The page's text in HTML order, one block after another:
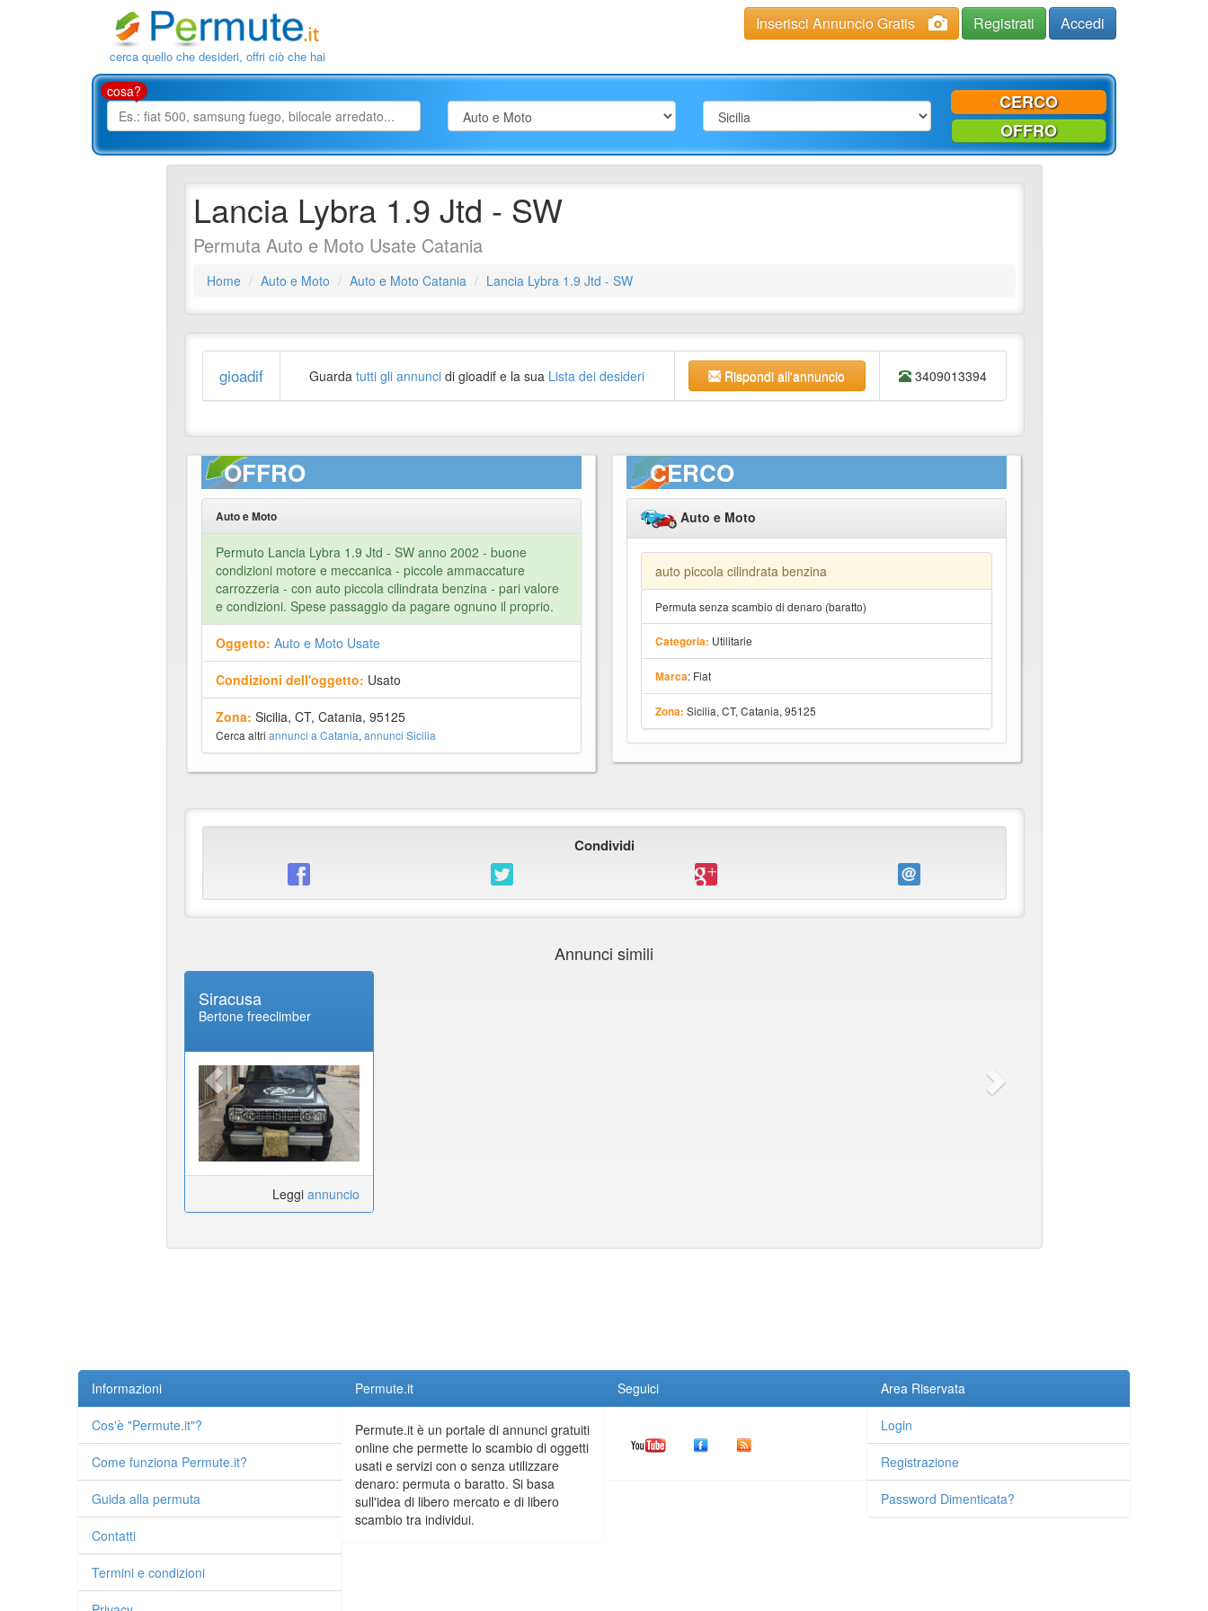
cerca quello che desideri, offri ciò che hai
Inserisci Annuncio Gratis Registrati Accedi
cosa?
CERCO
OFFRO
Lancia Lybra 1.9 Jtd - SW
Permuta Auto e Moto Usate Catania
Home Auto e Moto Auto e Moto Catania Lancia Lybra 1.9 Jtd - SW
gioadif Guarda tutti gli annunci di gioadif e la sua Lista dei desideri Rispondi all'annuncio 3409013394
OFFRO
Auto e Moto
Permuto Lancia Lybra 1.9 Jtd - SW anno 2002 - buone
condizioni motore e meccanica - piccole ammaccature
carrozzeria - con auto piccola cilindrata benzina - pari valore
e condizioni. Spese passaggio da pagare ognuno il proprio.
Oggetto: Auto e Moto Usate
Condizioni dell'oggetto: Usato
Zona: Sicilia, CT, Catania, 95125
Cerca altri annunci a Catania, annunci Sicilia
CERCO
Auto e Moto
auto piccola cilindrata benzina
Permuta senza scambio di denaro (baratto)
Categoria: Utilitarie
Marca: Fiat
Zona: Sicilia, CT, Catania, 95125
Condividi
Annunci simili
Siracusa
Bertone freeclimber
Leggi annuncio
Informazioni
Cos'è "Permute.it"?
Come funziona Permute.it?
Guida alla permuta
Contatti
Termini e condizioni
Permute.it
Permute.it è un portale di annunci gratuiti
online che permette lo scambio di oggetti
usati e servizi con o senza utilizzare
denaro: permuta o baratto. Si basa
sull'idea di libero mercato e di libero
scambio tra individui.
Seguici Area Riservata
Login
Registrazione
Password Dimenticata?